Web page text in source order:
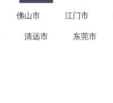
佛山市 江门市
清远市 东莞市